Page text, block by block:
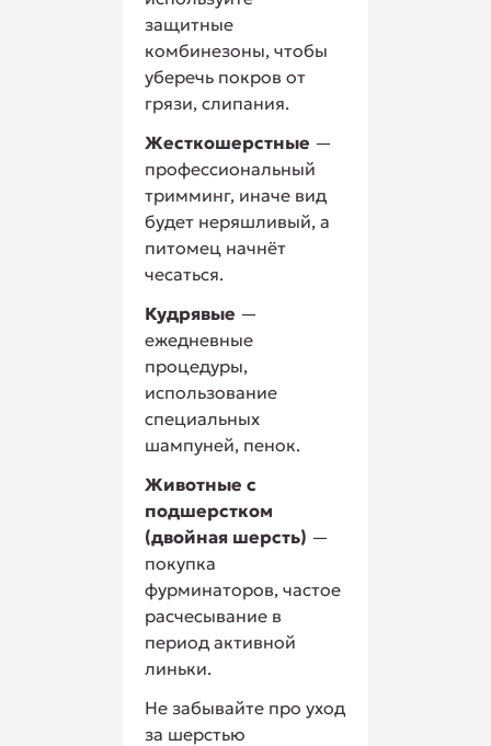
защитные
комбинезоны, чтобы
уберечь покров от
грязи, слипания.
Жесткошерстные —
профессиональный
тримминг, иначе вид
будет неряшливый, а
питомец начнёт
чесаться.
Кудрявые —
ежедневные
процедуры,
использование
специальных
шампуней, пенок.
Животные с
подшерстком
(двойная шерсть) —
покупка
фурминаторов, частое
расчесывание в
период активной
линьки.
Не забывайте про уход
за шерстью